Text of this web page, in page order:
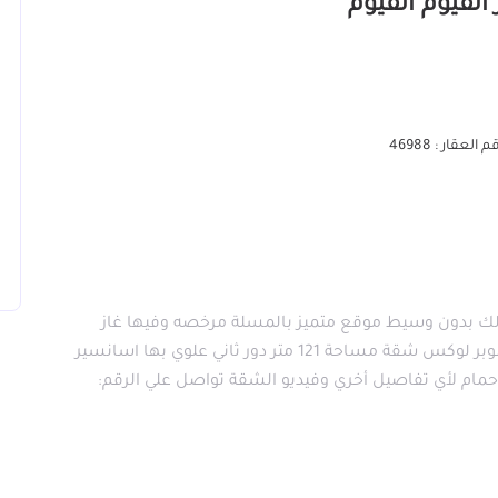
العقار : 46988
بدون وسيط موقع متميز بالمسلة مرخصه وفيها غاز
طبيعي وعداد كهرباء ومياه منفصل تشطيب ألترا سوبر لوكس شقة مساحة 121 متر دور ثاني علوي بها اسانسير
كبير 3 قطعة ومطبخ وحمام لأي تفاصيل أخري وفيديو الشقة تواصل علي الرقم: